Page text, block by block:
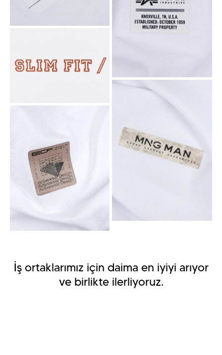
İş ortaklarımız için daima en iyiyi arıyor
ve birlikte ilerliyoruz.